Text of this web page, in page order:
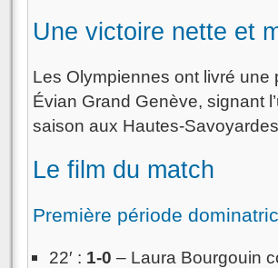
Une victoire nette et
Les Olympiennes ont livré
Évian Grand Genève, signant
saison aux Hautes-
Le film du match
Première période
22′ : 1-0 – Laura Bourgouin